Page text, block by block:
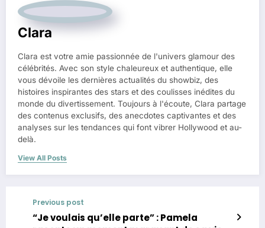
Clara
Clara est votre amie passionnée de l'univers glamour des
célébrités. Avec son style chaleureux et authentique, elle
vous dévoile les dernières actualités du showbiz, des
histoires inspirantes des stars et des coulisses inédites du
monde du divertissement. Toujours à l'écoute, Clara partage
des contenus exclusifs, des anecdotes captivantes et des
analyses sur les tendances qui font vibrer Hollywood et au-
delà.
View All Posts
Previous post
“Je voulais qu’elle parte” : Pamela